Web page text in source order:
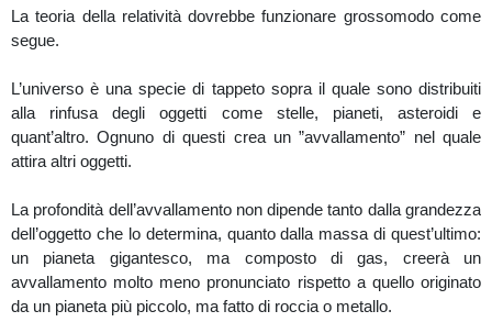
La teoria della relatività dovrebbe funzionare grossomodo come
segue.
L’universo è una specie di tappeto sopra il quale sono distribuiti
alla rinfusa degli oggetti come stelle, pianeti, asteroidi e
quant’altro. Ognuno di questi crea un ”avvallamento” nel quale
attira altri oggetti.
La profondità dell’avvallamento non dipende tanto dalla grandezza
dell’oggetto che lo determina, quanto dalla massa di quest’ultimo:
un pianeta gigantesco, ma composto di gas, creerà un
avvallamento molto meno pronunciato rispetto a quello originato
da un pianeta più piccolo, ma fatto di roccia o metallo.